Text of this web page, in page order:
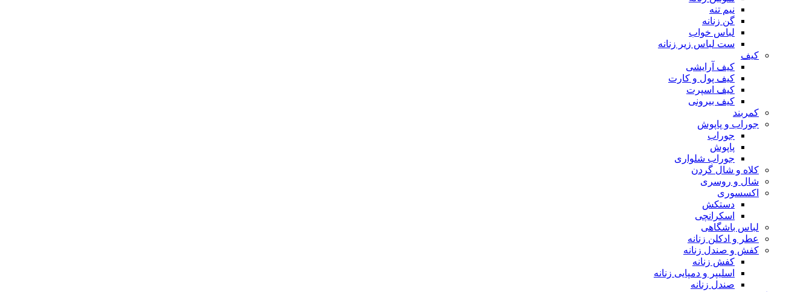
نیم تنه
گن زنانه
لباس خواب
ست لباس زیر زنانه
کیف
کیف آرایشی
کیف پول و کارت
کیف اسپرت
کیف بیرونی
کمربند
جوراب و پاپوش
جوراب
پاپوش
جوراب شلواری
کلاه و شال گردن
شال و روسری
اکسسوری
دستکش
اسکرانچی
لباس باشگاهی
عطر و ادکلن زنانه
کفش و صندل زنانه
کفش زنانه
اسلیپر و دمپایی زنانه
صندل زنانه